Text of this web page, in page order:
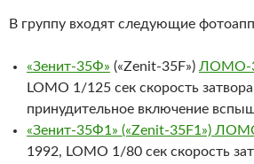
В группу входят следующие
«Зенит-35Ф» («Zenit-35F») ЛОМО-
LOMO 1/125 сек скорость
принудительное включение
«Зенит-35Ф1» («Zenit-35F1»)
1992, LOMO 1/80 сек скорость